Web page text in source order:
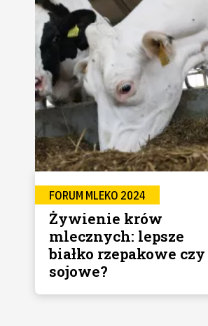
FORUM MLEKO 2024
Żywienie krów
mlecznych: lepsze
białko rzepakowe czy
sojowe?